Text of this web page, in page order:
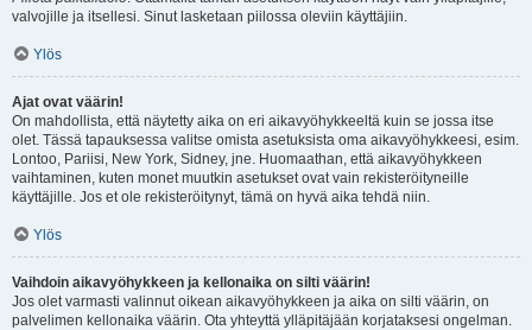
valvojille ja itsellesi. Sinut lasketaan piilossa oleviin käyttäjiin.
Ylös
Ajat ovat väärin!
On mahdollista, että näytetty aika on eri aikavyöhykkeeltä kuin se jossa itse
olet. Tässä tapauksessa valitse omista asetuksista oma aikavyöhykkeesi, esim.
Lontoo, Pariisi, New York, Sidney, jne. Huomaathan, että aikavyöhykkeen
vaihtaminen, kuten monet muutkin asetukset ovat vain rekisteröityneille
käyttäjille. Jos et ole rekisteröitynyt, tämä on hyvä aika tehdä niin.
Ylös
Vaihdoin aikavyöhykkeen ja kellonaika on silti väärin!
Jos olet varmasti valinnut oikean aikavyöhykkeen ja aika on silti väärin, on
palvelimen kellonaika väärin. Ota yhteyttä ylläpitäjään korjataksesi ongelman.